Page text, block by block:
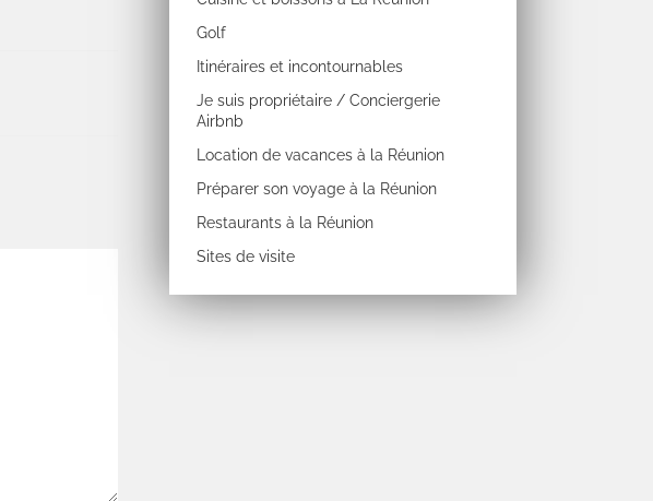
Golf
Itinéraires et incontournables
Je suis propriétaire / Conciergerie
Airbnb
Location de vacances à la Réunion
Préparer son voyage à la Réunion
Restaurants à la Réunion
Sites de visite